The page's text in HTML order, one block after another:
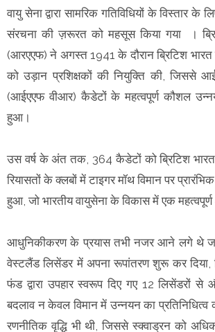
वायु सेना द्वारा सामरिक गतिविधियों के विस्तार के
संरचना की ज़रूरत को महसूस किया गया ।
(आरएएफ) ने अगस्त 1941 के दौरान ब्रिटिश भारत
को उड़ान प्रशिक्षकों की नियुक्ति की, जिससे
(आईएएफ वीआर) कैडेटों के महत्वपूर्ण कौशल
हुआ।
उस वर्ष के अंत तक, 364 कैडेटों को ब्रिटिश
रियासतों के क्लबों में टाइगर मॉथ विमान पर
हुआ, जो भारतीय वायुसेना के विकास में एक महत्वपूर्ण
आधुनिकीकरण के प्रयास तभी नजर आने लगे थे
वेस्टलैंड लिसेंडर में अपना रूपांतरण शुरू कर दिया,
फंड द्वारा उपहार स्वरूप दिए गए 12 लिसेंडरों
बदलाव न केवल विमान में उन्नयन का
रणनीतिक वृद्धि भी थी, जिससे स्क्वाड्रन को